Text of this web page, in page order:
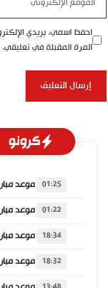
الإلكتروني
احفظ اسمي، بريدي
المرة المقبلة في تعليقي.
كرونو
01:25
01:22
18:34
18:32